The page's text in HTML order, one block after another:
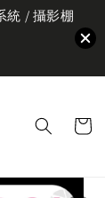
統 / 攝影棚